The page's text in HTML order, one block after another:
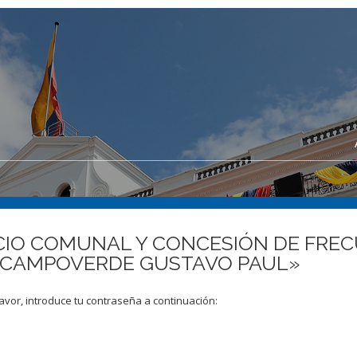
COMUNAL Y CONCESIÓN DE
GUSTAVO PAUL»
introduce tu contraseña a continuación: